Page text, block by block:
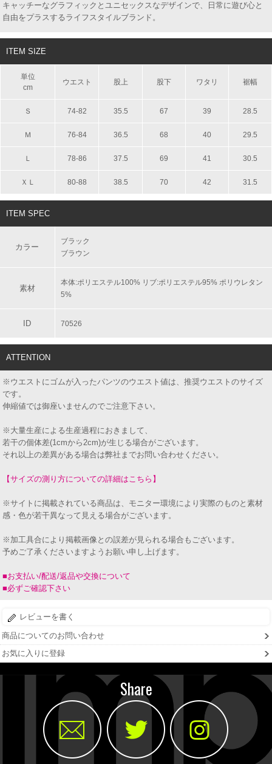
キャッチーなグラフィックとユニセックスなデザインで、日常に遊び心と
自由をプラスするライフスタイルブランド。
ITEM SIZE
単位
cm
ウエスト 股上 股下 ワタリ 裾幅
Ｓ 74-82 35.5 67 39 28.5
Ｍ 76-84 36.5 68 40 29.5
Ｌ 78-86 37.5 69 41 30.5
ＸＬ 80-88 38.5 70 42 31.5
ITEM SPEC
カラー
ブラック
ブラウン
素材
本体:ポリエステル100% リブ:ポリエステル95% ポリウレタン
5%
ID 70526
ATTENTION
※ウエストにゴムが入ったパンツのウエスト値は、推奨ウエストのサイズ
です。
伸縮値では御座いませんのでご注意下さい。
※大量生産による生産過程におきまして、
若干の個体差(1cmから2cm)が生じる場合がございます。
それ以上の差異がある場合は弊社までお問い合わせください。
【サイズの測り方についての詳細はこちら】
※サイトに掲載されている商品は、モニター環境により実際のものと素材
感・色が若干異なって見える場合がございます。
※加工具合により掲載画像との誤差が見られる場合もございます。
予めご了承くださいますようお願い申し上げます。
■お支払い/配送/返品や交換について
■必ずご確認下さい
レビューを書く
商品についてのお問い合わせ
お気に入りに登録
Share